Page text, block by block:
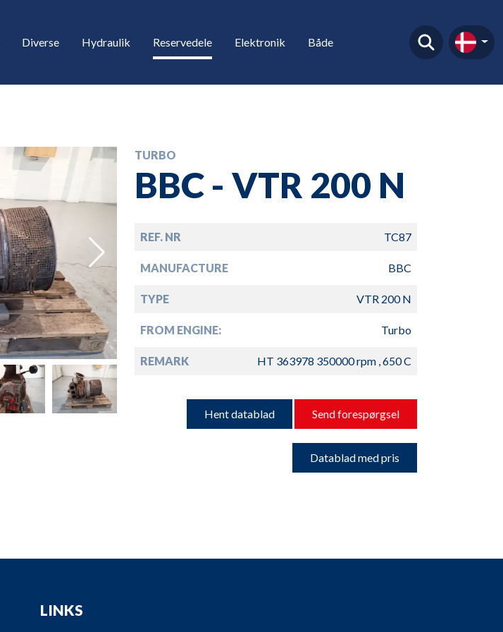
Diverse Hydraulik Reservedele Elektronik Både
TURBO
BBC - VTR 200 N
REF. NR TC87
MANUFACTURE BBC
TYPE VTR 200 N
FROM ENGINE: Turbo
REMARK HT 363978 350000 rpm , 650 C
Hent datablad Send forespørgsel
Datablad med pris
LINKS